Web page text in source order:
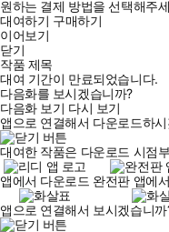
원하는 결제 방법을 선택해주
대여하기 구매하기
이어보기
닫기
작품 제목
대여 기간이 만료되었습니다.
다음화를 보시겠습니까?
다음화 보기 다시 보기
앱으로 연결해서 다운로드하
대여한 작품은 다운로드 시점
앱에서 다운로드 완전판 앱에
앱으로 연결해서 보시겠습니까